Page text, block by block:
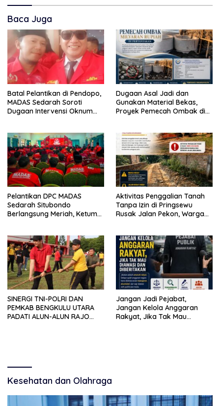
Baca Juga
Batal Pelantikan di Pendopo,
MADAS Sedarah Soroti
Dugaan Intervensi Oknum
Dugaan Asal Jadi dan
Gunakan Material Bekas,
Proyek Pemecah Ombak di
Pelantikan DPC MADAS
Sedarah Situbondo
Berlangsung Meriah, Ketum
Masyarakat
Aktivitas Penggalian Tanah
Tanpa Izin di Pringsewu
Rusak Jalan Pekon, Warga
SINERGI TNI-POLRI DAN
PEMKAB BENGKULU UTARA
PADATI ALUN-ALUN RAJO
Jangan Jadi Pejabat,
Jangan Kelola Anggaran
Rakyat, Jika Tak Mau
Kesehatan dan Olahraga